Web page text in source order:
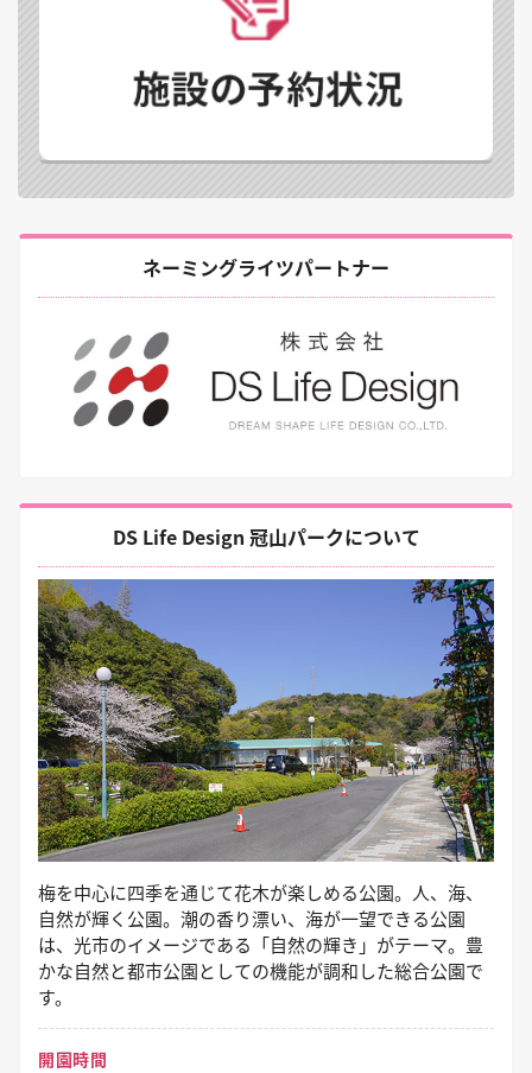
ネーミングライツパートナー
DS Life Design 冠山パークについて
梅を中心に四季を通じて花木が楽しめる公園。人、海、
自然が輝く公園。潮の香り漂い、海が一望できる公園
は、光市のイメージである「自然の輝き」がテーマ。豊
かな自然と都市公園としての機能が調和した総合公園で
す。
開園時間